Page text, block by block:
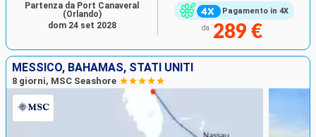
Pagamento in 4X
da 289 €
Partenza da Port Canaveral
(Orlando)
dom 24 set 2028
MESSICO, BAHAMAS, STATI UNITI
8 giorni, MSC Seashore